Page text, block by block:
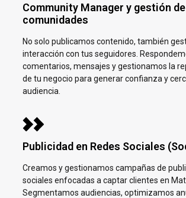
Community Manager y gestión de
comunidades
No solo publicamos contenido, también
interacción con tus seguidores.
comentarios, mensajes y gestionamos la
de tu negocio para generar confianza y
audiencia.
Publicidad en Redes Sociales
Creamos y gestionamos campañas de
sociales enfocadas a captar clientes en
Segmentamos audiencias, optimizamos